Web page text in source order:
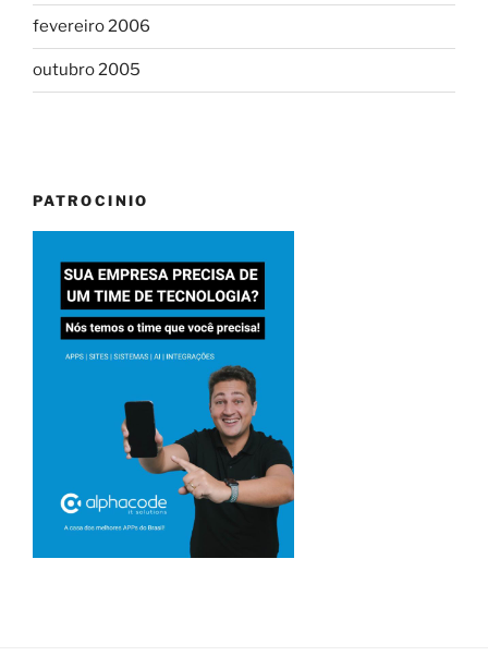
fevereiro 2006
outubro 2005
PATROCINIO